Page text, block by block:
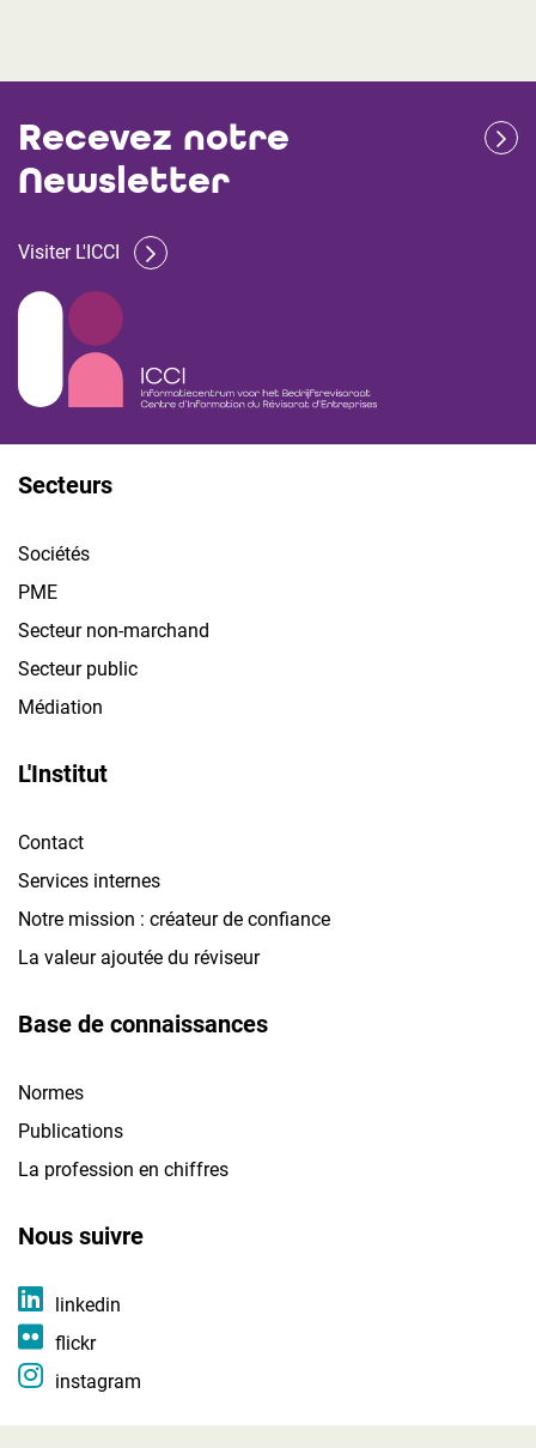
Recevez notre
Newsletter
Visiter L'ICCI
Secteurs
Sociétés
PME
Secteur non-marchand
Secteur public
Médiation
L'Institut
Contact
Services internes
Notre mission : créateur de confiance
La valeur ajoutée du réviseur
Base de connaissances
Normes
Publications
La profession en chiffres
Nous suivre
linkedin
flickr
instagram